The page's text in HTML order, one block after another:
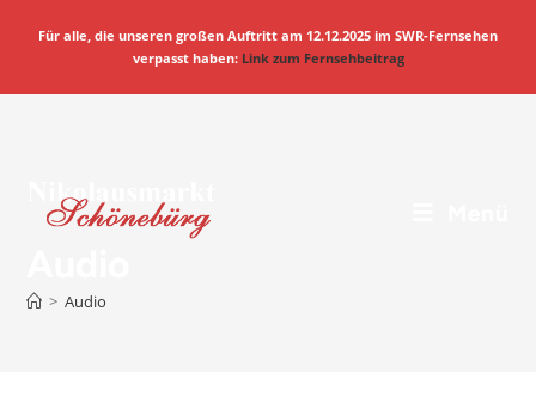
Für alle, die unseren großen Auftritt am 12.12.2025 im SWR-Fernsehen
verpasst haben: Link zum Fernsehbeitrag
> Audio